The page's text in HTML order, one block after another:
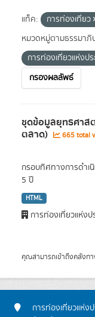
แท็ค: การท่องเที่ยว
หมวดหมู่ตามธรรมาภิ
การท่องเที่ยวแห่งปร
กรองผลลัพธ์
ชุดข้อมูลยุทธศาส
ตลาด) 665 total
กรอบทิศทางการดำเนิ
5 ปี
HTML
การท่องเที่ยวแห่งป
คุณสามารถเข้าถึงคลังท
การท่องเที่ยวแห่ง